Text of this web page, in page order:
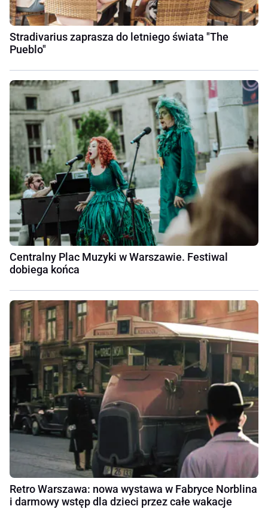
Stradivarius zaprasza do letniego świata "The
Pueblo"
Centralny Plac Muzyki w Warszawie. Festiwal
dobiega końca
Retro Warszawa: nowa wystawa w Fabryce Norblina
i darmowy wstęp dla dzieci przez całe wakacje